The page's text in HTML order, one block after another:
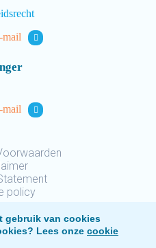
mail
mail
policy
gebruik van cookies
Lees onze cookie